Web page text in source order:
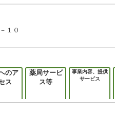
１０
のア
ス
薬局サービ
ス等
事業内容、提供
サービス